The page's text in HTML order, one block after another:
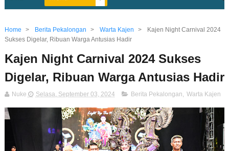
Home > Berita Pekalongan > Warta Kajen >
Kajen Night Carnival 2024
Sukses Digelar, Ribuan Warga Antusias Hadir
Kajen Night Carnival 2024 Sukses
Digelar, Ribuan Warga Antusias Hadir
Nuke Selasa, September 03, 2024 Berita Pekalongan, Warta Kajen